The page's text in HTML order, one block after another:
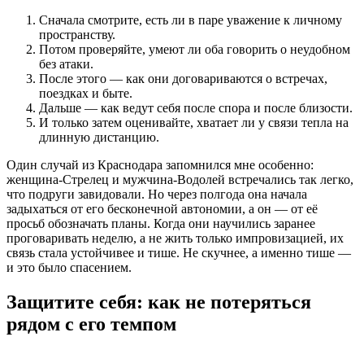
Сначала смотрите, есть ли в паре уважение к личному
пространству.
Потом проверяйте, умеют ли оба говорить о неудобном
без атаки.
После этого — как они договариваются о встречах,
поездках и быте.
Дальше — как ведут себя после спора и после близости.
И только затем оценивайте, хватает ли у связи тепла на
длинную дистанцию.
Один случай из Краснодара запомнился мне особенно:
женщина-Стрелец и мужчина-Водолей встречались так легко,
что подруги завидовали. Но через полгода она начала
задыхаться от его бесконечной автономии, а он — от её
просьб обозначать планы. Когда они научились заранее
проговаривать неделю, а не жить только импровизацией, их
связь стала устойчивее и тише. Не скучнее, а именно тише —
и это было спасением.
Защитите себя: как не потеряться
рядом с его темпом